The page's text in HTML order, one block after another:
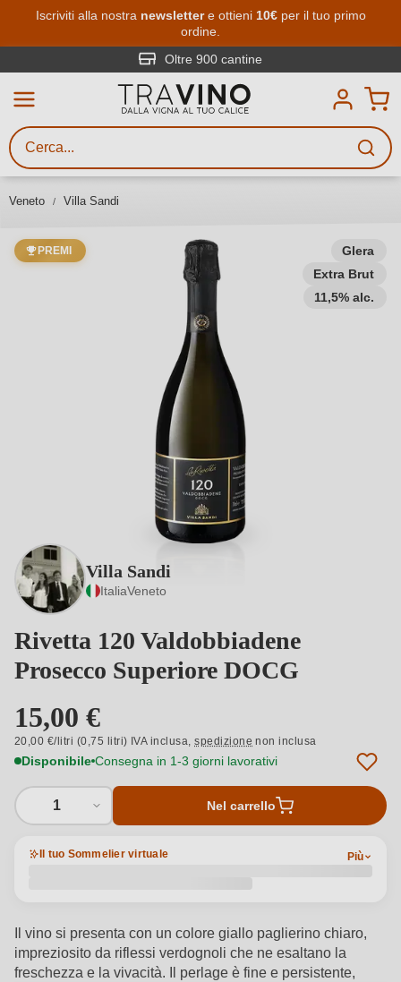
Passa al contenuto principale
Iscriviti alla nostra newslettere ottieni 10€per il tuo primo
ordine.
Oltre 900 cantine
Veneto Villa Sandi
Glera
Extra Brut
11,5% alc.
PREMI
Villa Sandi
ItaliaVeneto
Rivetta 120 Valdobbiadene
Prosecco Superiore DOCG
15,00 €
20,00 €/litri (0,75 litri) IVA inclusa,spedizione non inclusa
Disponibile Consegna in 1-3 giorni lavorativi
1 Nel carrello
Il tuo Sommelier virtuale Più
Il vino si presenta con un colore giallo paglierino chiaro,
impreziosito da riflessi verdognoli che ne esaltano la
freschezza e la vivacità. Il perlage è fine e persistente,
Ricerca vini
Inserisci almeno 3 caratteri
gusto, occasione, nome del vino,
vitigno, regione, cantina o altri